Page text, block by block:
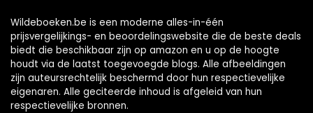
Wildeboeken.be is een moderne alles-in-één
prijsvergelijkings- en beoordelingswebsite die de beste deals
biedt die beschikbaar zijn op amazon en u op de hoogte
houdt via de laatst toegevoegde blogs. Alle afbeeldingen
zijn auteursrechtelijk beschermd door hun respectievelijke
eigenaren. Alle geciteerde inhoud is afgeleid van hun
respectievelijke bronnen.